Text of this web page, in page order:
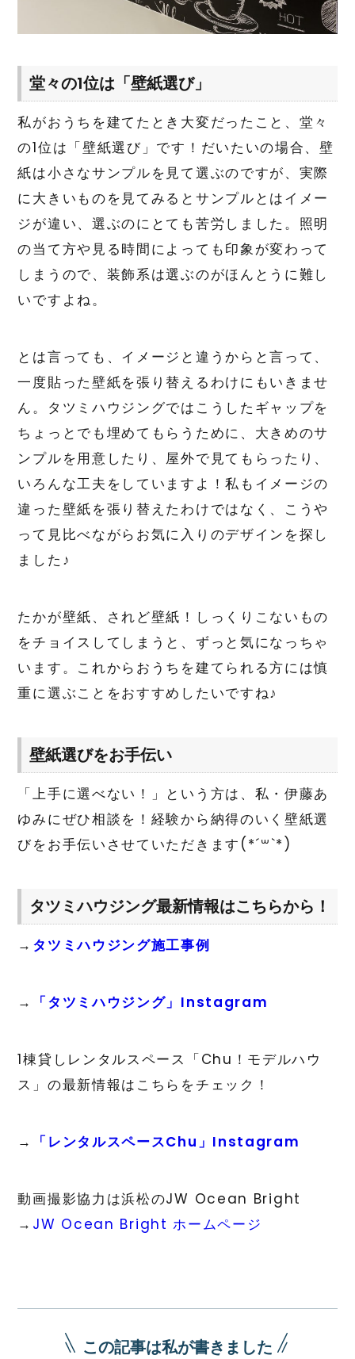
堂々の1位は「壁紙選び」
私がおうちを建てたとき大変だったこと、堂々
の1位は「壁紙選び」です！だいたいの場合、壁
紙は小さなサンプルを見て選ぶのですが、実際
に大きいものを見てみるとサンプルとはイメー
ジが違い、選ぶのにとても苦労しました。照明
の当て方や見る時間によっても印象が変わって
しまうので、装飾系は選ぶのがほんとうに難し
いですよね。
とは言っても、イメージと違うからと言って、
一度貼った壁紙を張り替えるわけにもいきませ
ん。タツミハウジングではこうしたギャップを
ちょっとでも埋めてもらうために、大きめのサ
ンプルを用意したり、屋外で見てもらったり、
いろんな工夫をしていますよ！私もイメージの
違った壁紙を張り替えたわけではなく、こうや
って見比べながらお気に入りのデザインを探し
ました♪
たかが壁紙、されど壁紙！しっくりこないもの
をチョイスしてしまうと、ずっと気になっちゃ
います。これからおうちを建てられる方には慎
重に選ぶことをおすすめしたいですね♪
壁紙選びをお手伝い
「上手に選べない！」という方は、私・伊藤あ
ゆみにぜひ相談を！経験から納得のいく壁紙選
びをお手伝いさせていただきます(*´꒳`*)
タツミハウジング最新情報はこちらから！
→ タツミハウジング施工事例
→ 「タツミハウジング」Instagram
1棟貸しレンタルスペース「Chu！モデルハウ
ス」の最新情報はこちらをチェック！
→ 「レンタルスペースChu」Instagram
動画撮影協力は浜松のJW Ocean Bright
→ JW Ocean Bright ホームページ
この記事は私が書きました